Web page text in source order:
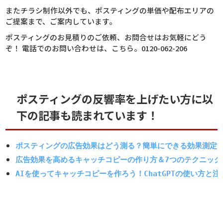
またチラシ制作以外でも、ポスティングの単価や配布エリアの
ご提案まで、ご案内しています。
ポスティングのお見積りのご依頼、お問合せはお気軽にどう
ぞ！ 電話でのお問い合わせは、こちら。0120-062-206
ポスティングの反響率を上げたい方に以
下の記事も読まれています！
ポスティングの広告効果はどう測る？簡単にできる効果測定
広告効果を高めるキャッチコピーの作り方＆7つのテクニック
AIを使ってキャッチコピーを作ろう！ChatGPTの使い方と注